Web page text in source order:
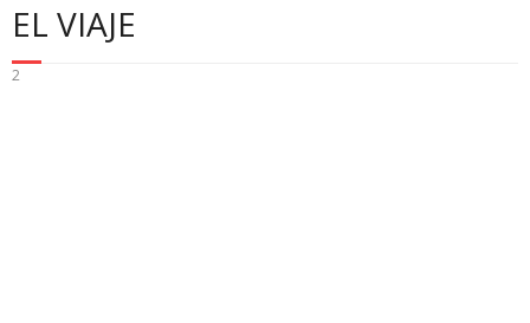
EL VIAJE
2